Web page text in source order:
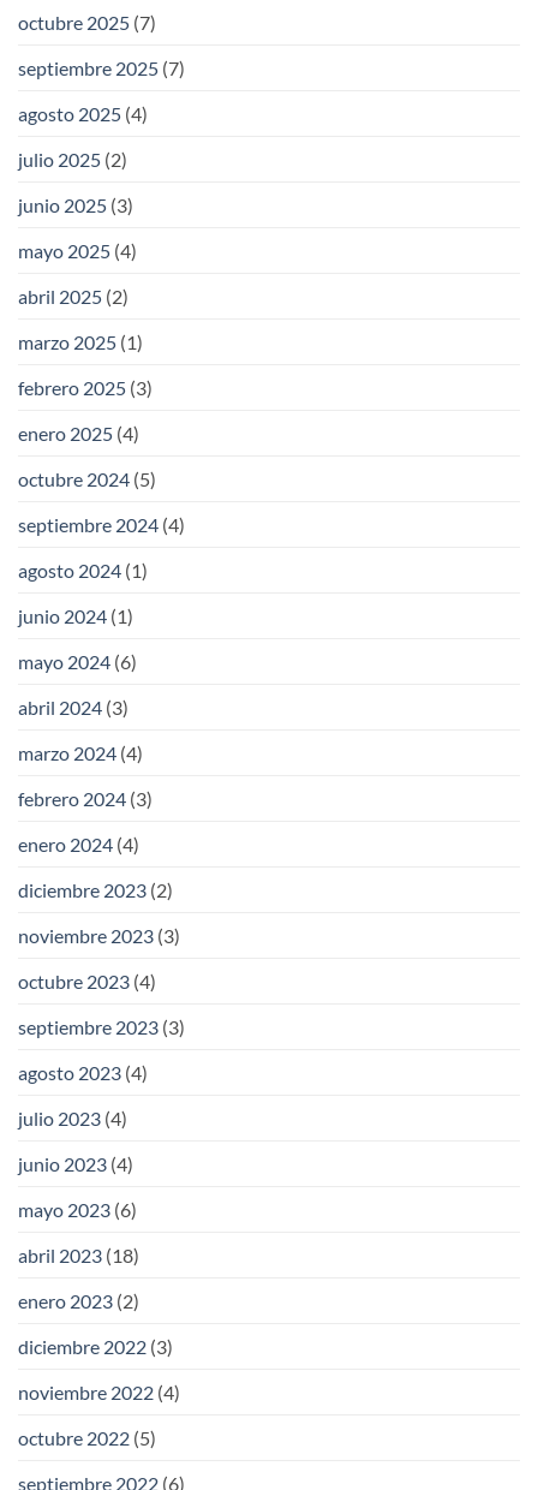
octubre 2025 (7)
septiembre 2025 (7)
agosto 2025 (4)
julio 2025 (2)
junio 2025 (3)
mayo 2025 (4)
abril 2025 (2)
marzo 2025 (1)
febrero 2025 (3)
enero 2025 (4)
octubre 2024 (5)
septiembre 2024 (4)
agosto 2024 (1)
junio 2024 (1)
mayo 2024 (6)
abril 2024 (3)
marzo 2024 (4)
febrero 2024 (3)
enero 2024 (4)
diciembre 2023 (2)
noviembre 2023 (3)
octubre 2023 (4)
septiembre 2023 (3)
agosto 2023 (4)
julio 2023 (4)
junio 2023 (4)
mayo 2023 (6)
abril 2023 (18)
enero 2023 (2)
diciembre 2022 (3)
noviembre 2022 (4)
octubre 2022 (5)
septiembre 2022 (6)